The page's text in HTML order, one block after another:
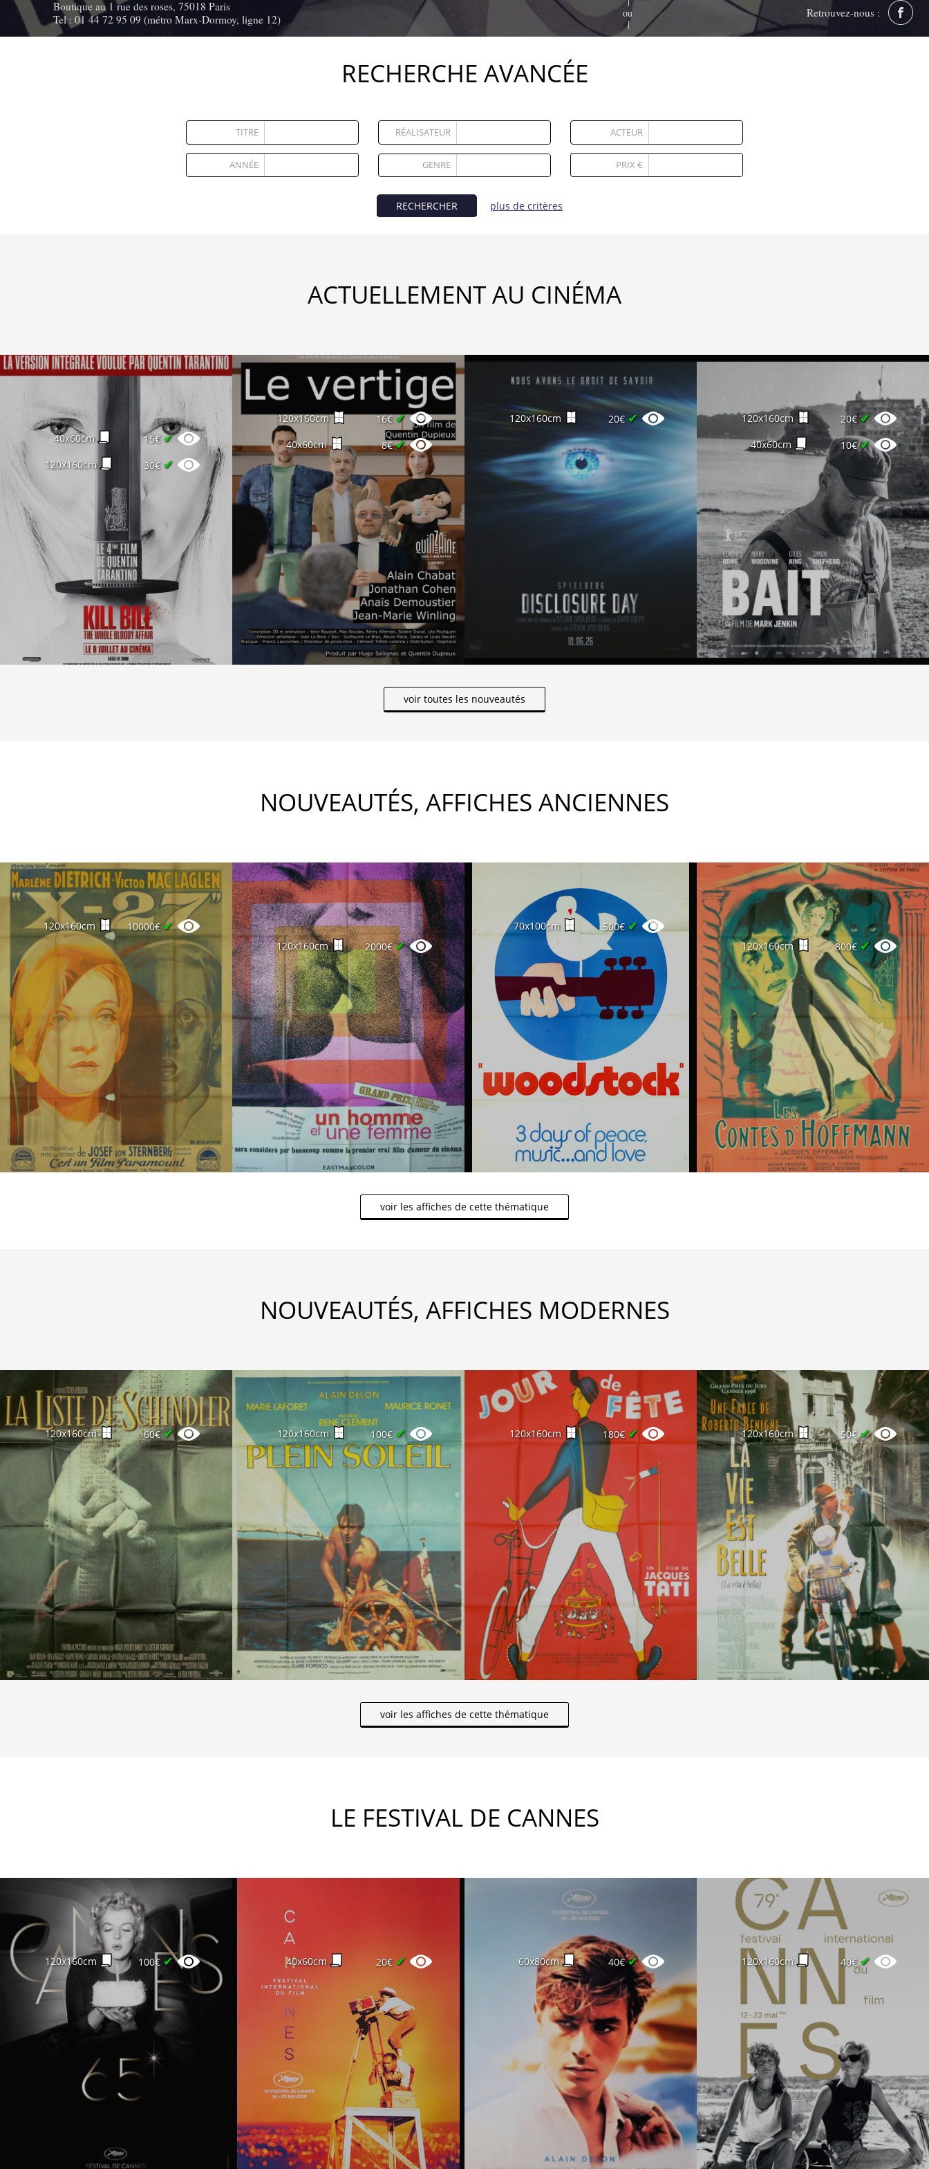
Boutique au 1 rue des roses, 75018 Paris
Tel : 01 44 72 95 09 (métro Marx-Dormoy, ligne 12)
ou Retrouvez-nous :
RECHERCHE AVANCÉE
TITRE RÉALISATEUR ACTEUR
ANNÉE GENRE PRIX €
RECHERCHER plus de critères
ACTUELLEMENT AU CINÉMA
40x60cm 15€✔
120x160cm 30€ ✔
120x160cm 16€✔
40x60cm 8€✔
120x160cm 20€✔ 120x160cm 20€ ✔
40x60cm 10€✔
voir toutes les nouveautés
NOUVEAUTÉS, AFFICHES ANCIENNES
120x160cm 10000€✔
120x160cm 2000€✔
70x100cm 500€ ✔
120x160cm 800€ ✔
voir les affiches de cette thématique
NOUVEAUTÉS, AFFICHES MODERNES
120x160cm 60€✔ 120x160cm 100€ ✔ 120x160cm 180€ ✔ 120x160cm 50€✔
voir les affiches de cette thématique
LE FESTIVAL DE CANNES
120x160cm 100€ ✔ 40x60cm 20€ ✔ 60x80cm 40€✔ 120x160cm 40€ ✔